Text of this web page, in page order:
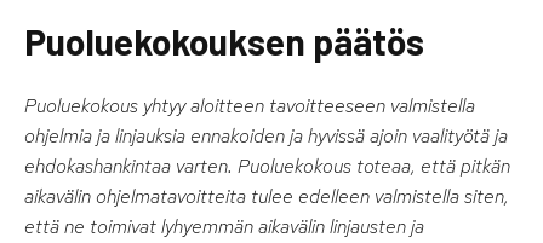
Puoluekokouksen päätös
Puoluekokous yhtyy aloitteen tavoitteeseen valmistella
ohjelmia ja linjauksia ennakoiden ja hyvissä ajoin vaalityötä ja
ehdokashankintaa varten. Puoluekokous toteaa, että pitkän
aikavälin ohjelmatavoitteita tulee edelleen valmistella siten,
että ne toimivat lyhyemmän aikavälin linjausten ja